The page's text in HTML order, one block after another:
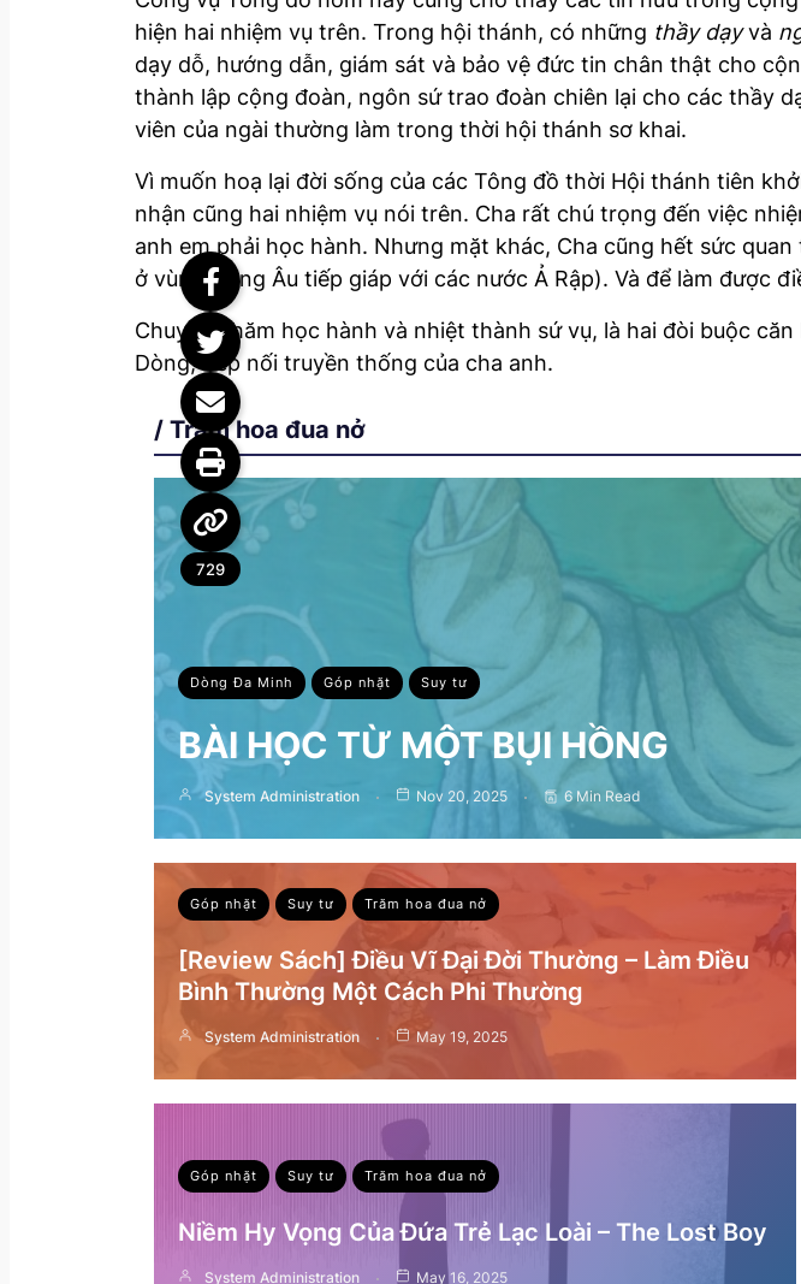
hiện hai nhiệm vụ trên. Trong hội thánh, có những thầy dạyvà
dạy dỗ, hướng dẫn, giám sát và bảo vệ đức tin chân thật cho
thành lập cộng đoàn, ngôn sứ trao đoàn chiên lại cho các thầy
viên của ngài thường làm trong thời hội thánh sơ khai.
Vì muốn hoạ lại đời sống của các Tông đồ thời Hội thánh tiên
nhận cũng hai nhiệm vụ nói trên. Cha rất chú trọng đến việc
anh em phải học hành. Nhưng mặt khác, Cha cũng hết sức
ở vùng Đông Âu tiếp giáp với các nước Ả Rập). Và để làm được
Chuyên chăm học hành và nhiệt thành sứ vụ, là hai đòi buộc
Dòng, tiếp nối truyền thống của cha anh.
/ Trăm hoa đua nở
Dòng Đa Minh Góp nhặt Suy tư
BÀI HỌC TỪ MỘT BỤI HỒNG
System Administration Nov 20, 2025 6 Min Read
Góp nhặt Suy tư Trăm hoa đua nở
[Review Sách] Điều Vĩ Đại Đời Thường – Làm Điều
Bình Thường Một Cách Phi Thường
System Administration May 19, 2025
Góp nhặt Suy tư Trăm hoa đua nở
Niềm Hy Vọng Của Đứa Trẻ Lạc Loài – The Lost Boy
System Administration May 16, 2025
729